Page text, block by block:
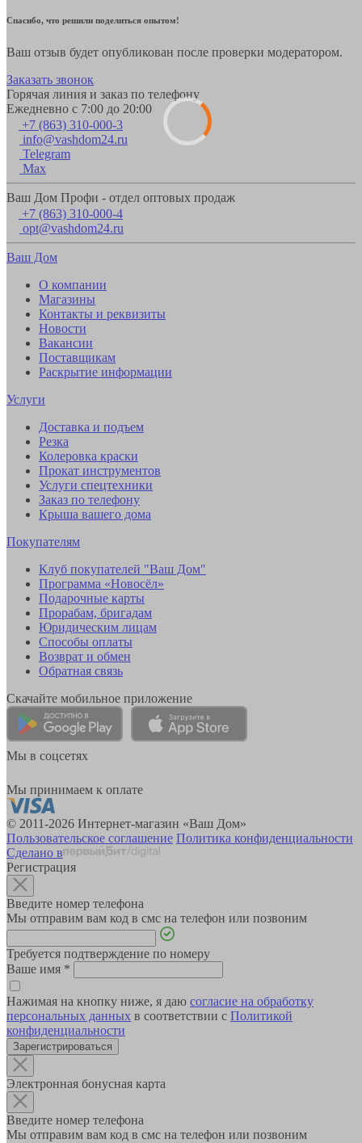
Спасибо, что решили поделиться опытом!
Ваш отзыв будет опубликован после проверки модератором.
Заказать звонок
Горячая линия и заказ по телефону
Ежедневно с 7:00 до 20:00
+7 (863) 310-000-3
info@vashdom24.ru
Telegram
Max
Ваш Дом Профи - отдел оптовых продаж
+7 (863) 310-000-4
opt@vashdom24.ru
Ваш Дом
О компании
Магазины
Контакты и реквизиты
Новости
Вакансии
Поставщикам
Раскрытие информации
Услуги
Доставка и подъем
Резка
Колеровка краски
Прокат инструментов
Услуги спецтехники
Заказ по телефону
Крыша вашего дома
Покупателям
Клуб покупателей "Ваш Дом"
Программа «Новосёл»
Подарочные карты
Прорабам, бригадам
Юридическим лицам
Способы оплаты
Возврат и обмен
Обратная связь
Скачайте мобильное приложение
Мы в соцсетях
Мы принимаем к оплате
© 2011-2026 Интернет-магазин «Ваш Дом»
Пользовательское соглашение Политика конфиденциальности
Сделано в
Регистрация
Введите номер телефона
Мы отправим вам код в смс на телефон или позвоним
Требуется подтверждение по номеру
Ваше имя *
Нажимая на кнопку ниже, я даю согласие на обработку
персональных данных в соответствии с Политикой
конфиденциальности
Зарегистрироваться
Электронная бонусная карта
Введите номер телефона
Мы отправим вам код в смс на телефон или позвоним